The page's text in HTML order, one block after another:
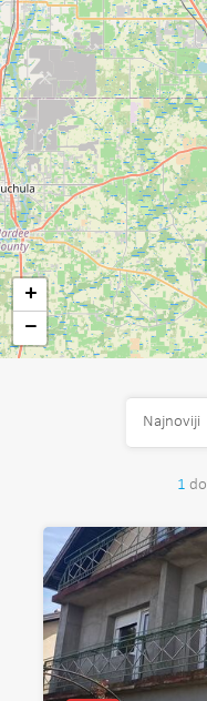
+
−
1 do
Najnoviji